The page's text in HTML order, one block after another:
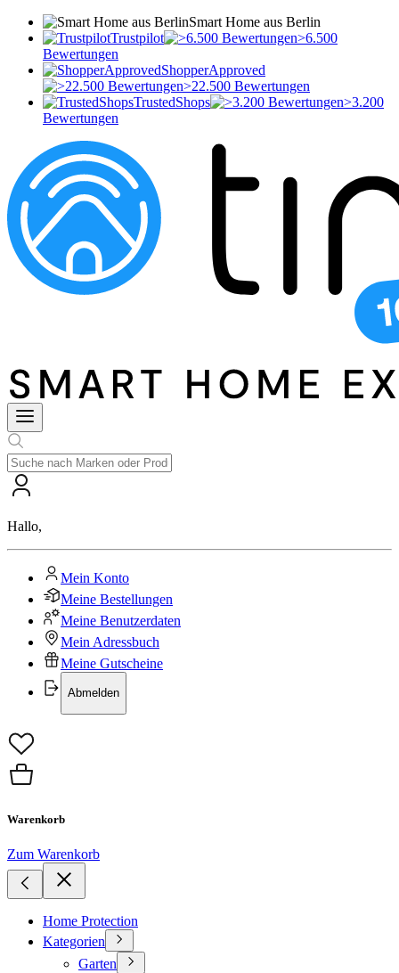
Smart Home aus Berlin
Trustpilot
>6.500
Bewertungen
ShopperApproved
>22.500 Bewertungen
TrustedShops
>3.200
Bewertungen
Hallo,
Mein Konto
Meine Bestellungen
Meine Benutzerdaten
Mein Adressbuch
Meine Gutscheine
Abmelden
Warenkorb
Zum Warenkorb
Home Protection
Kategorien
Garten